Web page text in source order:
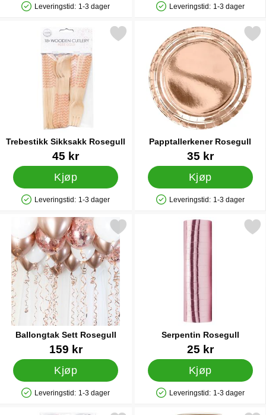
Produkttilgjengelighet: På lager
Leveringstid: 1-3 dager
Produkttilgjengelighet: På lager
Leveringstid: 1-3 dager
Trebestikk Sikksakk Rosegull
Varenummer 40999
45 kr
Kjøp
Produkttilgjengelighet: På lager
Leveringstid: 1-3 dager
Merk trebestikk Sikksakk Rosegull som favoritt
Papptallerkener Rosegull
Varenummer 33013
35 kr
Kjøp
Produkttilgjengelighet: På lager
Leveringstid: 1-3 dager
Merk papptallerkener
Ballongtak Sett Rosegull
Varenummer 25716
159 kr
Kjøp
Produkttilgjengelighet: På lager
Leveringstid: 1-3 dager
Merk ballongtak Sett Rosegull som favoritt
Serpentin Rosegull
Varenummer 33070
25 kr
Kjøp
Produkttilgjengelighet: På lager
Leveringstid: 1-3 dager
Merk serpentin